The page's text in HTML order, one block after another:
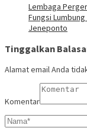
Lembaga
Fungsi
Jeneponto
Tinggalkan
Alamat email Anda
Komentar